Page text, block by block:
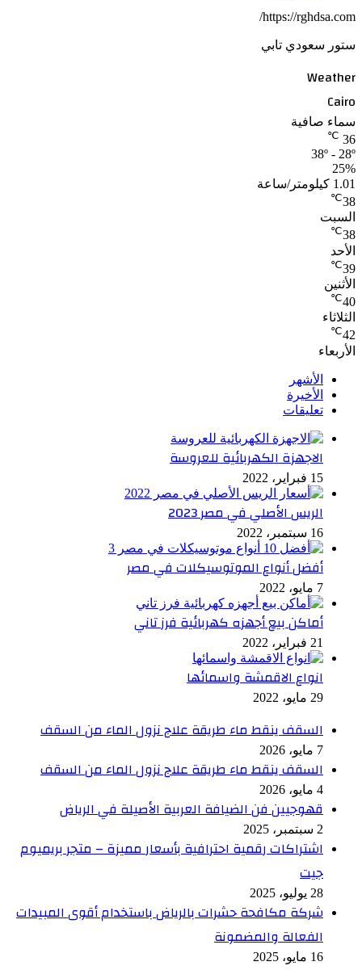
https://rghdsa.com/
ستور سعودي تابي
Weather
Cairo
سماء صافية
36
℃
38º - 28º
25%
1.01 كيلومتر/ساعة
38
℃
السبت
38
℃
الأحد
39
℃
الأثنين
40
℃
الثلاثاء
42
℃
الأربعاء
الأشهر
الأخيرة
تعليقات
الاجهزة الكهربائية للعروسة
15 فبراير، 2022
الريس الأصلي في مصر 2023
16 سبتمبر، 2022
أفضل أنواع الموتوسيكلات في مصر
7 مايو، 2022
أماكن بيع أجهزه كهربائية فرز تاني
21 فبراير، 2022
انواع الاقمشة واسمائها
29 مايو، 2022
السقف ينقط ماء طريقة علاج نزول الماء من السقف
7 مايو، 2026
السقف ينقط ماء طريقة علاج نزول الماء من السقف
4 مايو، 2026
قهوجيين فن الضيافة العربية الأصيلة في الرياض
2 سبتمبر، 2025
اشتراكات رقمية احترافية بأسعار مميزة – متجر بريميوم
جيت
28 يوليو، 2025
شركة مكافحة حشرات بالرياض باستخدام أقوى المبيدات
الفعالة والمضمونة
16 مايو، 2025